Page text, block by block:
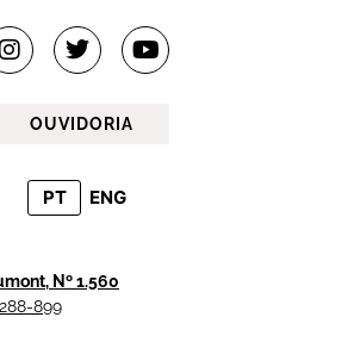
OUVIDORIA
PT ENG
Nº 1.560
899